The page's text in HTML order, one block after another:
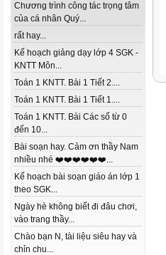
Chương trình công tác trọng tâm
của cá nhân Quý...
rất hay...
Kế hoạch giảng dạy lớp 4 SGK -
KNTT Môn...
Toán 1 KNTT. Bài 1 Tiết 2....
Toán 1 KNTT. Bài 1 Tiết 1....
Toán 1 KNTT. Bài Các số từ 0
đến 10...
Bài soạn hay. Cảm ơn thầy Nam
nhiều nhé ❤️❤️❤️❤️❤️❤️...
Kế hoạch bài soạn giáo án lớp 1
theo SGK...
Ngày hè không biết đi đâu chơi,
vào trang thầy...
Chào bạn N, tài liệu siêu hay và
chỉn chu...